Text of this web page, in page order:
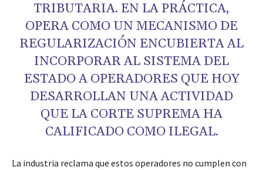
TRIBUTARIA. EN LA PRÁCTICA,
OPERA COMO UN MECANISMO DE
REGULARIZACIÓN ENCUBIERTA AL
INCORPORAR AL SISTEMA DEL
ESTADO A OPERADORES QUE HOY
DESARROLLAN UNA ACTIVIDAD
QUE LA CORTE SUPREMA HA
CALIFICADO COMO ILEGAL.
La industria reclama que estos operadores no cumplen con